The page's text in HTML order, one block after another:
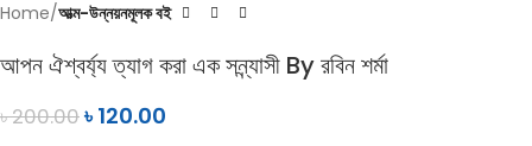
Home আত্ম-উন্নয়নমূলক বই
আপন ঐশ্বর্য্য ত্যাগ করা এক সন্ন্যাসী By রবিন শর্মা
৳200.00৳120.00